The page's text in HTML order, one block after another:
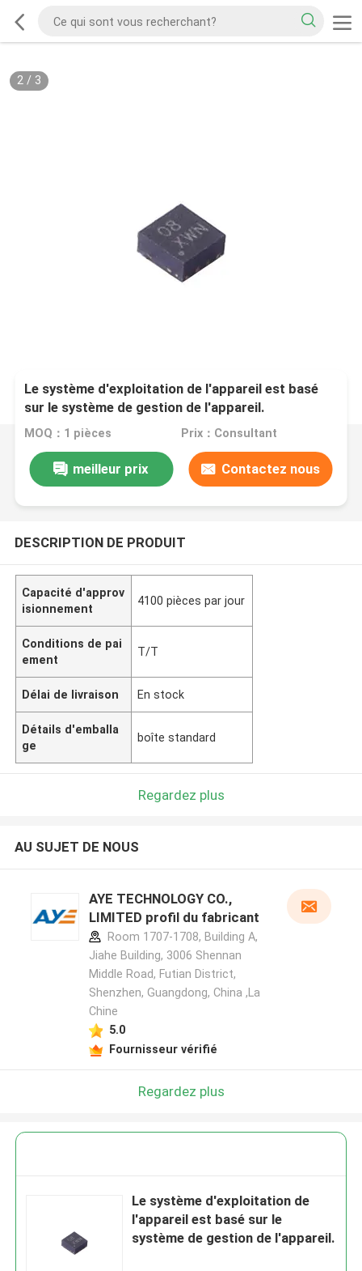
2/ 3
Le système d'exploitation de l'appareil est basé
sur le système de gestion de l'appareil.
MOQ：1 pièces Prix：Consultant
meilleur prix Contactez nous
DESCRIPTION DE PRODUIT
Capacité d'approv
isionnement
4100 pièces par jour
Conditions de pai
ement
T/T
Délai de livraison En stock
Détails d'emballa
ge
boîte standard
Regardez plus
AU SUJET DE NOUS
AYE TECHNOLOGY CO.,
LIMITED profil du fabricant
Room 1707-1708, Building A,
Jiahe Building, 3006 Shennan
Middle Road, Futian District,
Shenzhen, Guangdong, China ,La
Chine
5.0
Fournisseur vérifié
Regardez plus
Le système d'exploitation de
l'appareil est basé sur le
système de gestion de l'appareil.